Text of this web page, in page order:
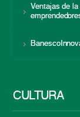
Ventajas de
CULTURA